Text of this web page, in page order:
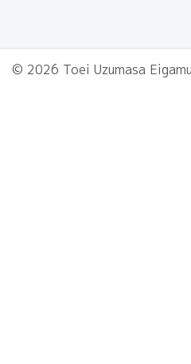
© 2026 Toei Uzumasa